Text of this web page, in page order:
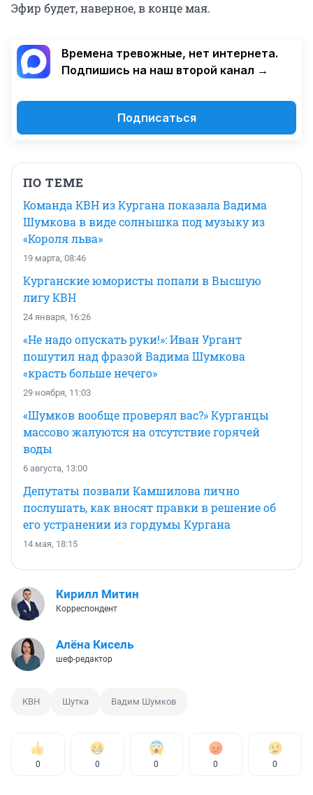
Эфир будет, наверное, в конце мая.
Времена тревожные, нет интернета.
Подпишись на наш второй канал →
Подписаться
ПО ТЕМЕ
Команда КВН из Кургана показала Вадима
Шумкова в виде солнышка под музыку из
«Короля льва»
19 марта, 08:46
Курганские юмористы попали в Высшую
лигу КВН
24 января, 16:26
«Не надо опускать руки!»: Иван Ургант
пошутил над фразой Вадима Шумкова
«красть больше нечего»
29 ноября, 11:03
«Шумков вообще проверял вас?» Курганцы
массово жалуются на отсутствие горячей
воды
6 августа, 13:00
Депутаты позвали Камшилова лично
послушать, как вносят правки в решение об
его устранении из гордумы Кургана
14 мая, 18:15
Кирилл Митин
Корреспондент
Алёна Кисель
шеф-редактор
КВН Шутка Вадим Шумков
0 0 0 0 0